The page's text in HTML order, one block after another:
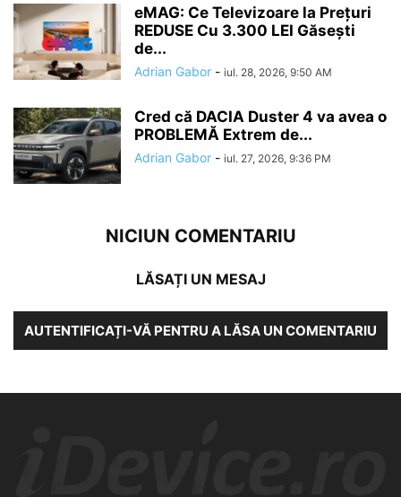
eMAG: Ce Televizoare la Prețuri
REDUSE Cu 3.300 LEI Găsești
de...
Adrian Gabor - iul. 28, 2026, 9:50 AM
Cred că DACIA Duster 4 va avea o
PROBLEMĂ Extrem de...
Adrian Gabor - iul. 27, 2026, 9:36 PM
NICIUN COMENTARIU
LĂSAȚI UN MESAJ
AUTENTIFICAȚI-VĂ PENTRU A LĂSA UN COMENTARIU